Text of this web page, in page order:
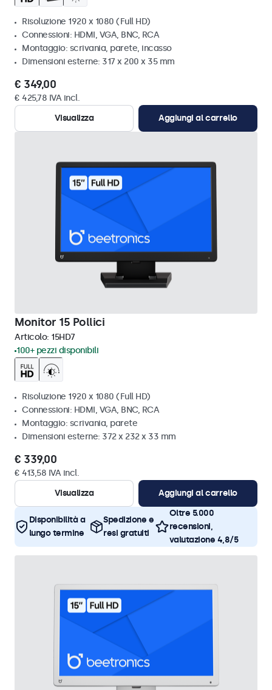
Risoluzione 1920 x 1080 (Full HD)
Connessioni: HDMI, VGA, BNC, RCA
Montaggio: scrivania, parete, incasso
Dimensioni esterne: 317 x 200 x 35 mm
€ 349,00
€ 425,78 IVA incl.
Visualizza
Aggiungi al carrello
Monitor 15 Pollici
Articolo: 15HD7
100+ pezzi disponibili
Risoluzione 1920 x 1080 (Full HD)
Connessioni: HDMI, VGA, BNC, RCA
Montaggio: scrivania, parete
Dimensioni esterne: 372 x 232 x 33 mm
€ 339,00
€ 413,58 IVA incl.
Visualizza
Aggiungi al carrello
Disponibilità a
lungo termine
Spedizione e
resi gratuiti
Oltre 5.000
recensioni,
valutazione 4,8/5